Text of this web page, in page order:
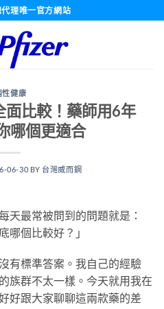
理唯一官方網站
性健康
面比較！藥師用6年
哪個更適合
06-30 BY 台灣威而鋼
天最常被問到的問題就是：
哪個比較好？」
有標準答案。我自己的經驗
族群不太一樣。今天就用我在
好跟大家聊聊這兩款藥的差